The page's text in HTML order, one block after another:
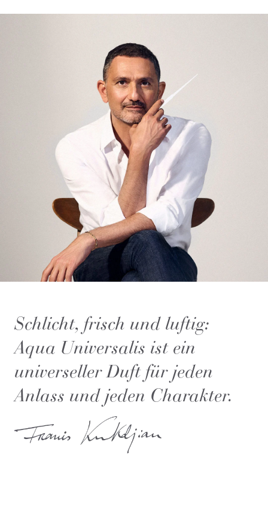
Schlicht, frisch und luftig:
Aqua Universalis ist ein
universeller Duft für jeden
Anlass und jeden Charakter.